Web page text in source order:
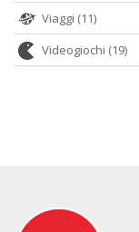
Viaggi (11)
Videogiochi (19)